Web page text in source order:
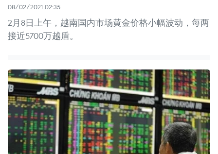
08/02/2021 02:35
2月8日上午，越南国内市场黄金价格小幅波动，每两
接近5700万越盾。